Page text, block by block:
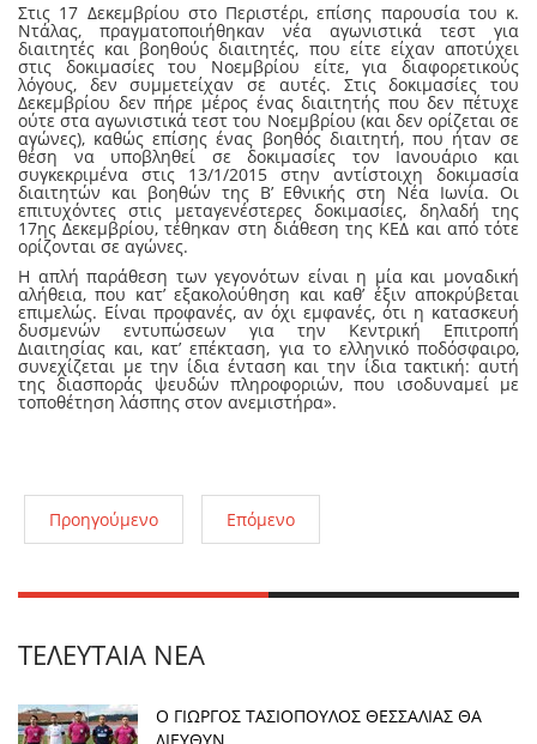
Στις 17 Δεκεμβρίου στο Περιστέρι, επίσης παρουσία του κ.
Ντάλας, πραγματοποιήθηκαν νέα αγωνιστικά τεστ για
διαιτητές και βοηθούς διαιτητές, που είτε είχαν αποτύχει
στις δοκιμασίες του Νοεμβρίου είτε, για διαφορετικούς
λόγους, δεν συμμετείχαν σε αυτές. Στις δοκιμασίες του
Δεκεμβρίου δεν πήρε μέρος ένας διαιτητής που δεν πέτυχε
ούτε στα αγωνιστικά τεστ του Νοεμβρίου (και δεν ορίζεται σε
αγώνες), καθώς επίσης ένας βοηθός διαιτητή, που ήταν σε
θέση να υποβληθεί σε δοκιμασίες τον Ιανουάριο και
συγκεκριμένα στις 13/1/2015 στην αντίστοιχη δοκιμασία
διαιτητών και βοηθών της Β’ Εθνικής στη Νέα Ιωνία. Οι
επιτυχόντες στις μεταγενέστερες δοκιμασίες, δηλαδή της
17ης Δεκεμβρίου, τέθηκαν στη διάθεση της ΚΕΔ και από τότε
ορίζονται σε αγώνες.
Η απλή παράθεση των γεγονότων είναι η μία και μοναδική
αλήθεια, που κατ’ εξακολούθηση και καθ’ έξιν αποκρύβεται
επιμελώς. Είναι προφανές, αν όχι εμφανές, ότι η κατασκευή
δυσμενών εντυπώσεων για την Κεντρική Επιτροπή
Διαιτησίας και, κατ’ επέκταση, για το ελληνικό ποδόσφαιρο,
συνεχίζεται με την ίδια ένταση και την ίδια τακτική: αυτή
της διασποράς ψευδών πληροφοριών, που ισοδυναμεί με
τοποθέτηση λάσπης στον ανεμιστήρα».
Προηγούμενο Επόμενο
ΤΕΛΕΥΤΑΊΑ ΝΈΑ
Ο ΓΙΩΡΓΟΣ ΤΑΣΙΟΠΟΥΛΟΣ ΘΕΣΣΑΛΙΑΣ ΘΑ